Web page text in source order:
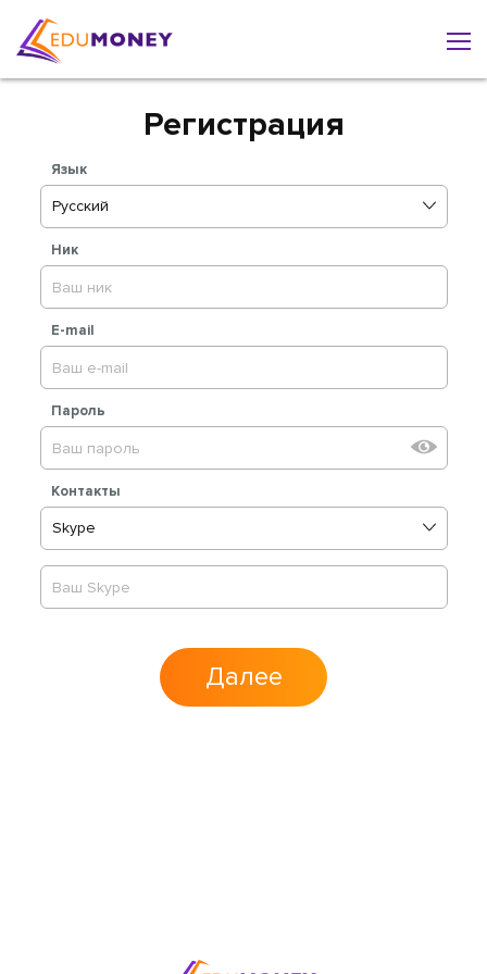
Регистрация
Язык
Русский
Ник
E-mail
Пароль
Контакты
Skype
Далее